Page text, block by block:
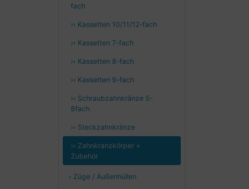
fach
›› Kassetten 10/11/12-fach
›› Kassetten 7-fach
›› Kassetten 8-fach
›› Kassetten 9-fach
›› Schraubzahnkränze 5-
8fach
›› Steckzahnkränze
›› Zahnkranzkörper +
Zubehör
› Züge / Außenhüllen